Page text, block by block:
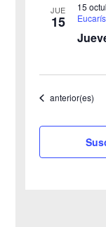
JUE
15
15
Eventos
anterior(es)